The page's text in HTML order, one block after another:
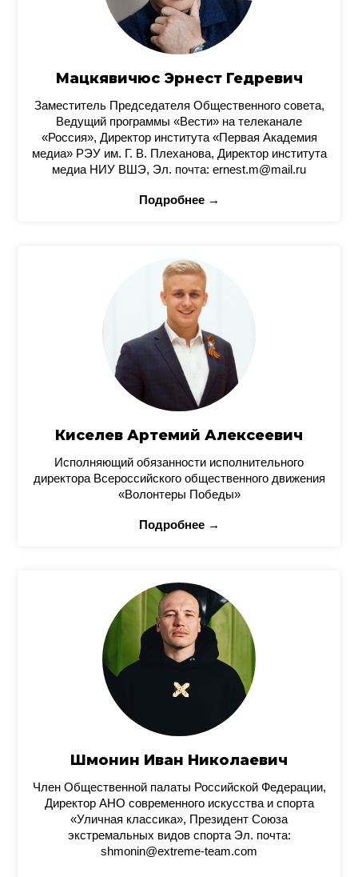
Мацкявичюс Эрнест Гедревич
Заместитель Председателя Общественного совета,
Ведущий программы «Вести» на телеканале
«Россия», Директор института «Первая Академия
медиа» РЭУ им. Г. В. Плеханова, Директор института
медиа НИУ ВШЭ, Эл. почта: ernest.m@mail.ru
Подробнее →
Киселев Артемий Алексеевич
Исполняющий обязанности исполнительного
директора Всероссийского общественного движения
«Волонтеры Победы»
Подробнее →
Шмонин Иван Николаевич
Член Общественной палаты Российской Федерации,
Директор АНО современного искусства и спорта
«Уличная классика», Президент Союза
экстремальных видов спорта Эл. почта:
shmonin@extreme-team.com